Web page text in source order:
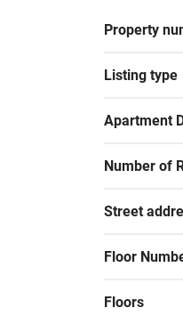
Property
Listing type
Apartment
Number of
Street
Floor
Floors